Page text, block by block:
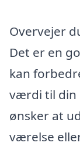
Overvejer
Det er en
kan
værdi til din
ønsker at
værelse